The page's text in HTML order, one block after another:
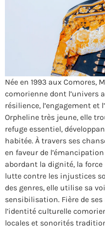
Née en 1993 aux Comores,
comorienne dont l’univers
résilience, l’engagement
Orpheline très jeune, elle
refuge essentiel,
habitée. À travers ses
en faveur de
abordant la dignité, la force
lutte contre les injustices
des genres, elle utilise sa
sensibilisation. Fière de
l’identité culturelle
locales et sonorités